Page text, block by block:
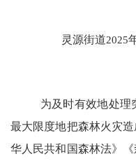
灵源街道2025
为及时有效地处理
最大限度地把森林火灾
华人民共和国森林法》《